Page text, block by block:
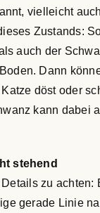
vielleicht
Zustands:
auch der
Dann
döst oder
kann dabei
stehend
zu achten:
gerade Linie